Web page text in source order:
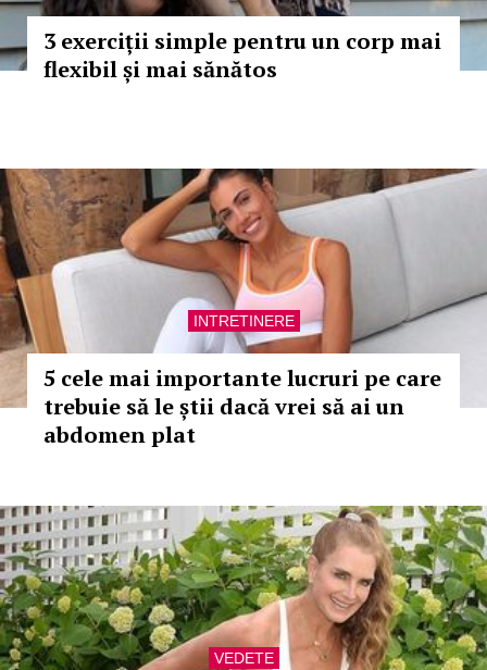
3 exerciții simple pentru un corp mai
flexibil și mai sănătos
INTRETINERE
5 cele mai importante lucruri pe care
trebuie să le știi dacă vrei să ai un
abdomen plat
VEDETE